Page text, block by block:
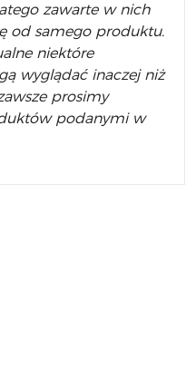
zawarte w nich
od samego produktu.
niektóre
wyglądać inaczej niż
prosimy
podanymi w